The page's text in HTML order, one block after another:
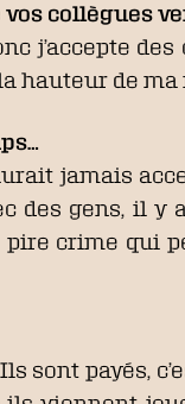
collègues
j’accepte
hauteur de
jamais
des gens, il
pire crime qui
sont payés,